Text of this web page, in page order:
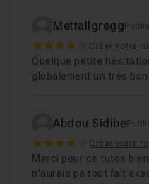
Mettallgregg
4 Créer votre
Quelque petite
globalement un très
Abdou Sidibe
4 Créer votre
Merci pour ce tutos
n'aurais pa tout fait